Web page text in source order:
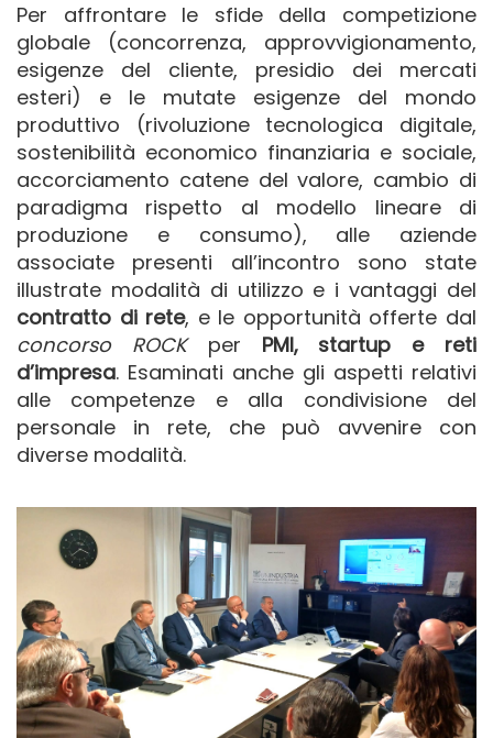
Per affrontare le sfide della competizione
globale (concorrenza, approvvigionamento,
esigenze del cliente, presidio dei mercati
esteri) e le mutate esigenze del mondo
produttivo (rivoluzione tecnologica digitale,
sostenibilità economico finanziaria e sociale,
accorciamento catene del valore, cambio di
paradigma rispetto al modello lineare di
produzione e consumo), alle aziende
associate presenti all’incontro sono state
illustrate modalità di utilizzo e i vantaggi del
contratto di rete, e le opportunità offerte dal
concorso ROCKper PMI, startup e reti
d’impresa. Esaminati anche gli aspetti relativi
alle competenze e alla condivisione del
personale in rete, che può avvenire con
diverse modalità.